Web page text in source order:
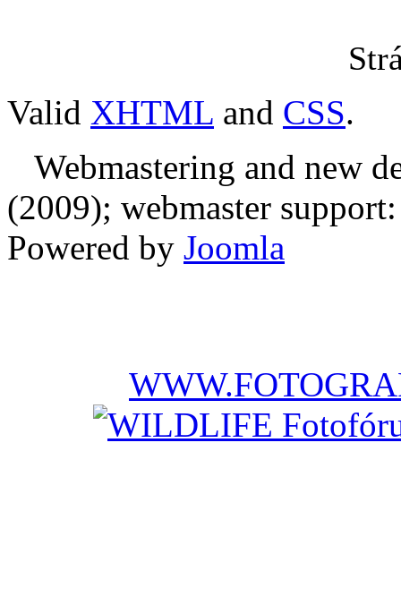
Valid XHTML and CSS.
Webmastering and new
(2009); webmaster
Powered by Joomla